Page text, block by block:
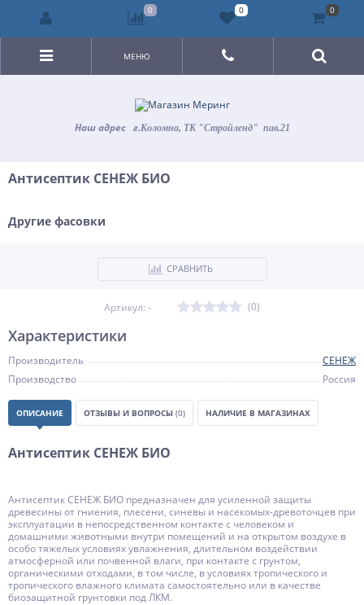
Наш адресг.Коломна, ТК "Стройленд" пав.21
МЕНЮ
Антисептик СЕНЕЖ БИО
СРАВНИТЬ
Артикул: - (0)
Другие фасовки
Характеристики
Производитель
СЕНЕЖ
Производство
Россия
ОПИСАНИЕ ОТЗЫВЫ И ВОПРОСЫ (0) НАЛИЧИЕ В МАГАЗИНАХ
Антисептик СЕНЕЖ БИО
Антисептик СЕНЕЖ БИО предназначен для усиленной защиты
древесины от гниения, плесени, синевы и насекомых-древоточцев при
эксплуатации в непосредственном контакте с человеком и
домашними животными внутри помещений и на открытом воздухе в
особо тяжелых условиях увлажнения, длительном воздействии
атмосферной или почвенной влаги, при контакте с грунтом,
органическими отходами, в том числе, в условиях тропического и
тропического влажного климата самостоятельно или в качестве
биозащитной грунтовки под ЛКМ.
0 0 0